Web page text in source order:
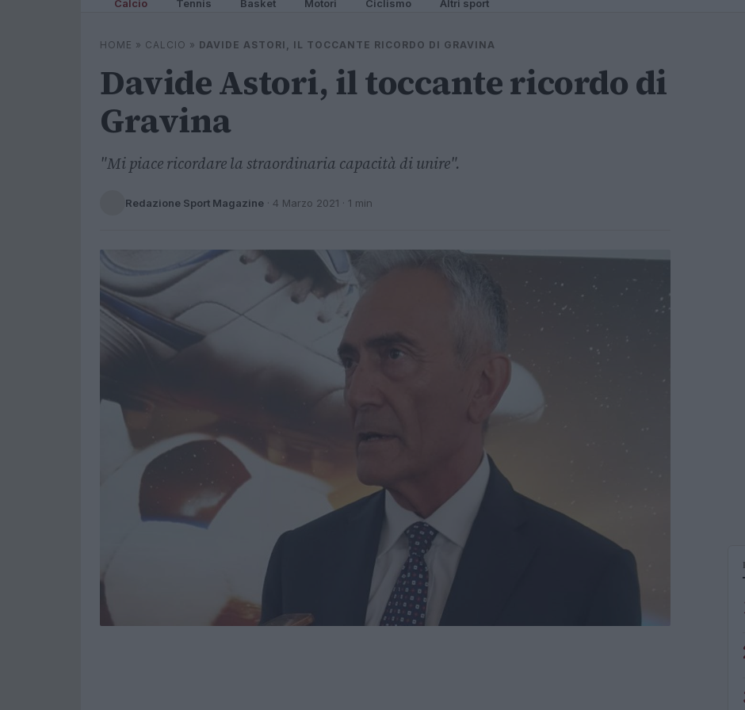
Calcio Tennis Basket Motori Ciclismo Altri sport
HOME » CALCIO » DAVIDE ASTORI, IL TOCCANTE RICORDO DI GRAVINA
Davide Astori, il toccante ricordo di
Gravina
"Mi piace ricordare la straordinaria capacità di unire".
Redazione Sport Magazine · 4 Marzo 2021 · 1 min